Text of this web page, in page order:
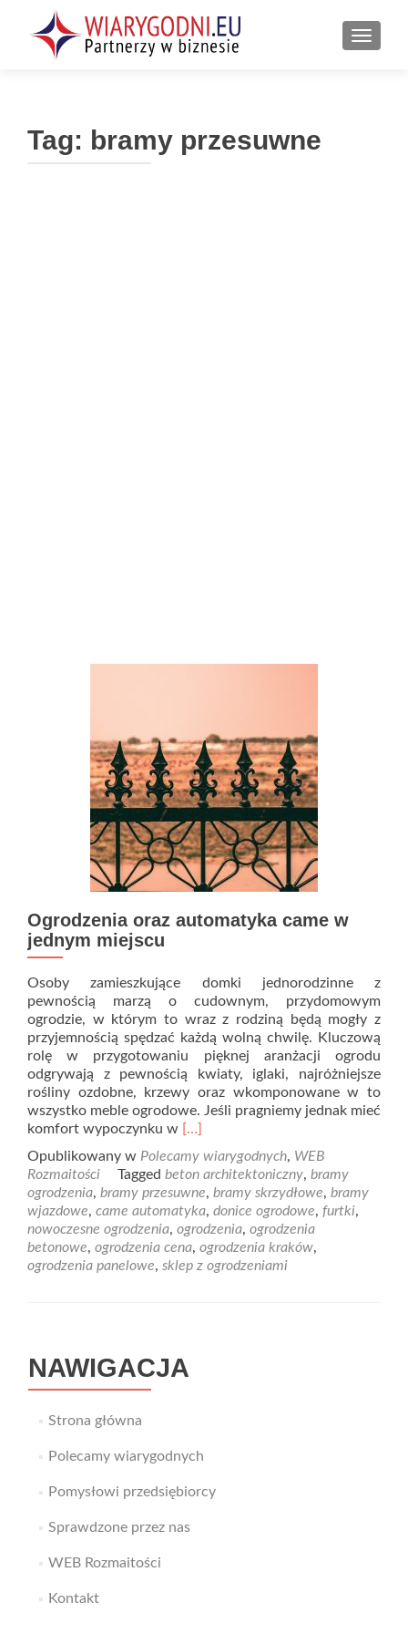
Tag: bramy przesuwne
Ogrodzenia oraz automatyka came w
jednym miejscu
Osoby zamieszkujące domki jednorodzinne z
pewnością marzą o cudownym, przydomowym
ogrodzie, w którym to wraz z rodziną będą mogły z
przyjemnością spędzać każdą wolną chwilę. Kluczową
rolę w przygotowaniu pięknej aranżacji ogrodu
odgrywają z pewnością kwiaty, iglaki, najróżniejsze
rośliny ozdobne, krzewy oraz wkomponowane w to
wszystko meble ogrodowe. Jeśli pragniemy jednak mieć
komfort wypoczynku w Read
about
Ogrodzenia
oraz
automatyka
came
w
jednym
[…]
Opublikowany w Polecamy wiarygodnych, WEB
Rozmaitości
Tagged beton architektoniczny, bramy
ogrodzenia, bramy przesuwne, bramy skrzydłowe, bramy
wjazdowe, came automatyka, donice ogrodowe, furtki,
nowoczesne ogrodzenia, ogrodzenia, ogrodzenia
betonowe, ogrodzenia cena, ogrodzenia kraków,
ogrodzenia panelowe, sklep z ogrodzeniami
NAWIGACJA
Strona główna
Polecamy wiarygodnych
Pomysłowi przedsiębiorcy
Sprawdzone przez nas
WEB Rozmaitości
Kontakt